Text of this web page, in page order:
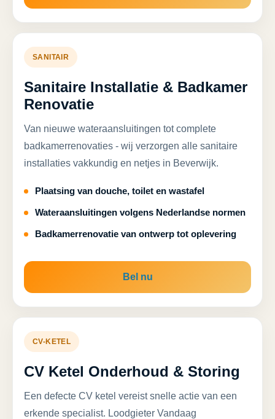
SANITAIR
Sanitaire Installatie & Badkamer
Renovatie
Van nieuwe wateraansluitingen tot complete
badkamerrenovaties - wij verzorgen alle sanitaire
installaties vakkundig en netjes in Beverwijk.
Plaatsing van douche, toilet en wastafel
Wateraansluitingen volgens Nederlandse normen
Badkamerrenovatie van ontwerp tot oplevering
Bel nu
CV-KETEL
CV Ketel Onderhoud & Storing
Een defecte CV ketel vereist snelle actie van een
erkende specialist. Loodgieter Vandaag